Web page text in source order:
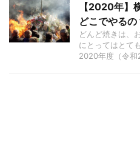
【2020年】
どこでやるの
どんど焼きは、
にとってはとて
2020年度（令和